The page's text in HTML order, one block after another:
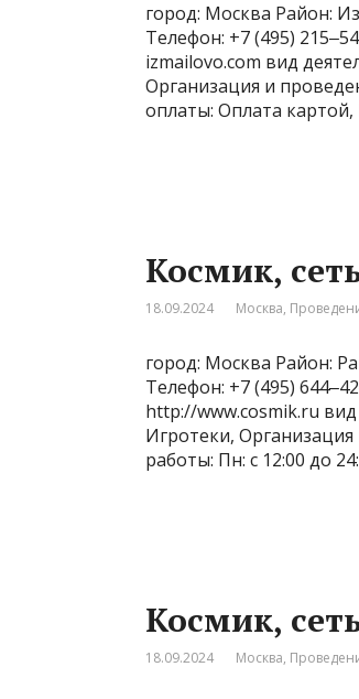
город: Москва Район:
Телефон: +7 (495)
izmailovo.com вид
Организация и
оплаты: Оплата
Космик,
18.09.2024 Москва,
город: Москва Район:
Телефон: +7 (495)
http://www.cosmik.ru
Игротеки,
работы: Пн: с 12:00 до
Космик,
18.09.2024 Москва,